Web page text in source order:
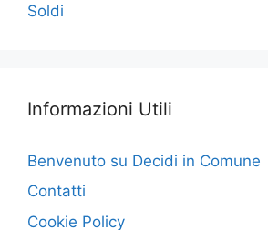
Soldi
Informazioni Utili
Benvenuto su Decidi in Comune
Contatti
Cookie Policy